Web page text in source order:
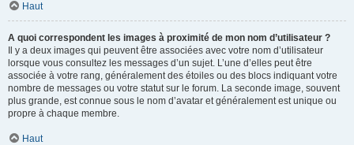
Haut
A quoi correspondent les images à proximité de mon nom d’utilisateur ?
Il y a deux images qui peuvent être associées avec votre nom d’utilisateur
lorsque vous consultez les messages d’un sujet. L’une d’elles peut être
associée à votre rang, généralement des étoiles ou des blocs indiquant votre
nombre de messages ou votre statut sur le forum. La seconde image, souvent
plus grande, est connue sous le nom d’avatar et généralement est unique ou
propre à chaque membre.
Haut